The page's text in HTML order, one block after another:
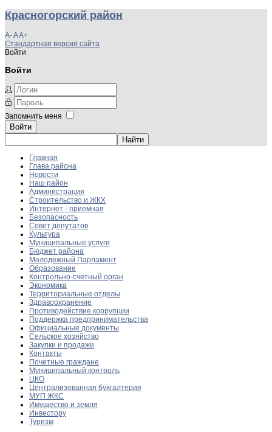
Красногорский район
A-AA+
Стандартная версия сайта
Войти
Войти
Запомнить меня
Войти
Главная
Глава района
Новости
Наш район
Администрация
Строительство и ЖКХ
Интернет - приемная
Безопасность
Совет депутатов
Культура
Муниципальные услуги
Бюджет района
Молодежный Парламент
Образование
Контрольно-счётный орган
Экономика
Территориальные отделы
Здравоохранение
Противодействие коррупции
Поддержка предпринимательства
Официальные документы
Сельское хозяйство
Закупки и продажи
Контакты
Почетные граждане
Муниципальный контроль
ЦКО
Централизованная бухгалтерия
МУП ЖКС
Имущество и земля
Инвестору
Туризм